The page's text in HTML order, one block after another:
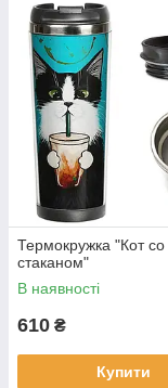
Термокружка "Кот со
стаканом"
В наявності
610 ₴
Купити